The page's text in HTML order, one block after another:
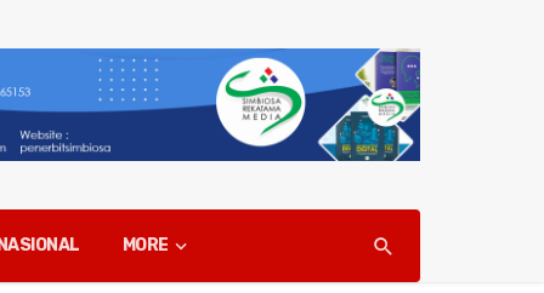
MORE